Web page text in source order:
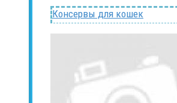
Консервы для кошек